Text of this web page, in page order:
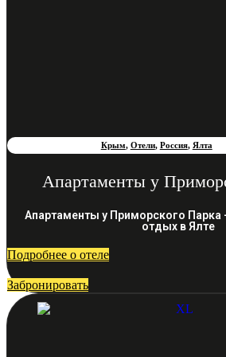
Крым, Отели, Россия, Ялта
Апартаменты у
Апартаменты у Приморского
отдых в Ялте
Подробнее о отеле
Забронировать